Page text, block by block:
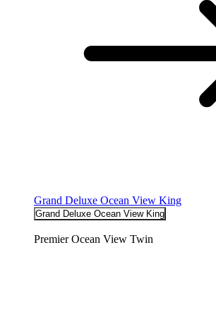
Grand Deluxe Ocean View King
Grand Deluxe Ocean View King
Premier Ocean View Twin